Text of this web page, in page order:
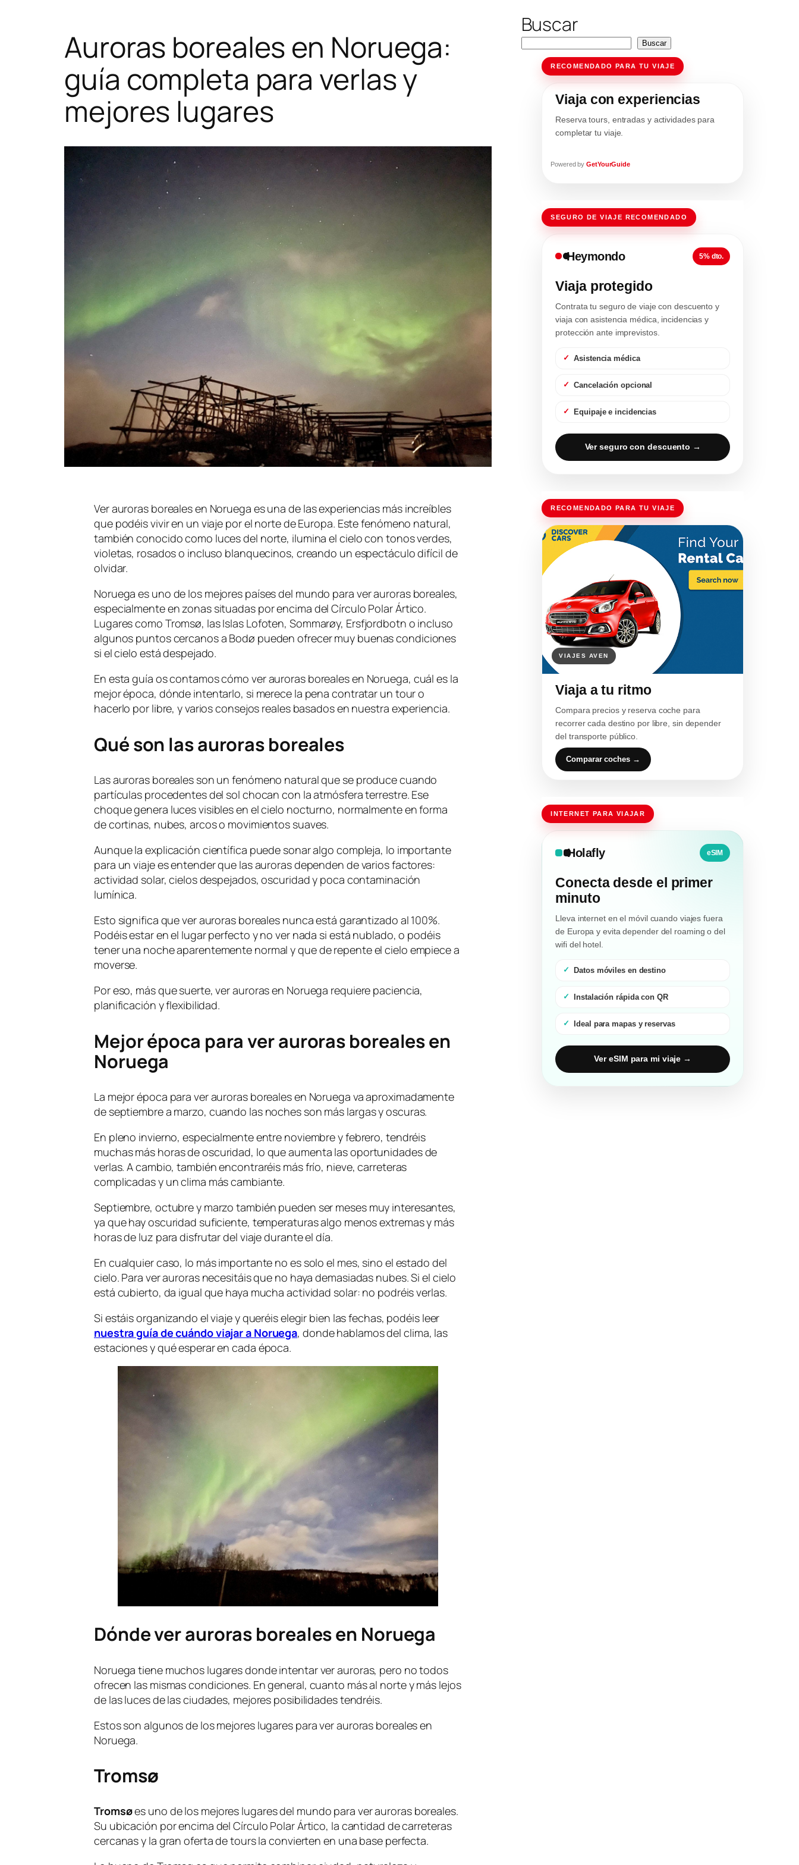
Auroras boreales en Noruega:
guía completa para verlas y
mejores lugares
Ver auroras boreales en Noruega es una de las experiencias más increíbles
que podéis vivir en un viaje por el norte de Europa. Este fenómeno natural,
también conocido como luces del norte, ilumina el cielo con tonos verdes,
violetas, rosados o incluso blanquecinos, creando un espectáculo difícil de
olvidar.
Noruega es uno de los mejores países del mundo para ver auroras boreales,
especialmente en zonas situadas por encima del Círculo Polar Ártico.
Lugares como Tromsø, las Islas Lofoten, Sommarøy, Ersfjordbotn o incluso
algunos puntos cercanos a Bodø pueden ofrecer muy buenas condiciones
si el cielo está despejado.
En esta guía os contamos cómo ver auroras boreales en Noruega, cuál es la
mejor época, dónde intentarlo, si merece la pena contratar un tour o
hacerlo por libre, y varios consejos reales basados en nuestra experiencia.
Qué son las auroras boreales
Las auroras boreales son un fenómeno natural que se produce cuando
partículas procedentes del sol chocan con la atmósfera terrestre. Ese
choque genera luces visibles en el cielo nocturno, normalmente en forma
de cortinas, nubes, arcos o movimientos suaves.
Aunque la explicación científica puede sonar algo compleja, lo importante
para un viaje es entender que las auroras dependen de varios factores:
actividad solar, cielos despejados, oscuridad y poca contaminación
lumínica.
Esto significa que ver auroras boreales nunca está garantizado al 100%.
Podéis estar en el lugar perfecto y no ver nada si está nublado, o podéis
tener una noche aparentemente normal y que de repente el cielo empiece a
moverse.
Por eso, más que suerte, ver auroras en Noruega requiere paciencia,
planificación y flexibilidad.
Mejor época para ver auroras boreales en
Noruega
La mejor época para ver auroras boreales en Noruega va aproximadamente
de septiembre a marzo, cuando las noches son más largas y oscuras.
En pleno invierno, especialmente entre noviembre y febrero, tendréis
muchas más horas de oscuridad, lo que aumenta las oportunidades de
verlas. A cambio, también encontraréis más frío, nieve, carreteras
complicadas y un clima más cambiante.
Septiembre, octubre y marzo también pueden ser meses muy interesantes,
ya que hay oscuridad suficiente, temperaturas algo menos extremas y más
horas de luz para disfrutar del viaje durante el día.
En cualquier caso, lo más importante no es solo el mes, sino el estado del
cielo. Para ver auroras necesitáis que no haya demasiadas nubes. Si el cielo
está cubierto, da igual que haya mucha actividad solar: no podréis verlas.
Si estáis organizando el viaje y queréis elegir bien las fechas, podéis leer
nuestra guía decuándo viajar a Noruega, donde hablamos del clima, las
estaciones y qué esperar en cada época.
Dónde ver auroras boreales en Noruega
Noruega tiene muchos lugares donde intentar ver auroras, pero no todos
ofrecen las mismas condiciones. En general, cuanto más al norte y más lejos
de las luces de las ciudades, mejores posibilidades tendréis.
Estos son algunos de los mejores lugares para ver auroras boreales en
Noruega.
Tromsø
Tromsøes uno de los mejores lugares del mundo para ver auroras boreales.
Su ubicación por encima del Círculo Polar Ártico, la cantidad de carreteras
cercanas y la gran oferta de tours la convierten en una base perfecta.
Buscar
Buscar
RECOMENDADO PARA TU VIAJE
Viaja con experiencias
Reserva tours, entradas y actividades para
completar tu viaje.
Powered byGetYourGuide
SEGURO DE VIAJE RECOMENDADO
Heymondo 5% dto.
Viaja protegido
Contrata tu seguro de viaje con descuento y
viaja con asistencia médica, incidencias y
protección ante imprevistos.
Asistencia médica
Cancelación opcional
Equipaje e incidencias
Ver seguro con descuento →
RECOMENDADO PARA TU VIAJE
Viaja a tu ritmo
Compara precios y reserva coche para
recorrer cada destino por libre, sin depender
del transporte público.
Comparar coches →
INTERNET PARA VIAJAR
Holafly eSIM
Conecta desde el primer
minuto
Lleva internet en el móvil cuando viajes fuera
de Europa y evita depender del roaming o del
wifi del hotel.
Datos móviles en destino
Instalación rápida con QR
Ideal para mapas y reservas
Ver eSIM para mi viaje →